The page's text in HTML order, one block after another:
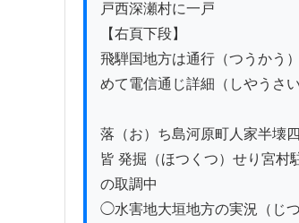
戸西深瀬村に一戸
【右頁下段】
飛騨国地方は通行（つうかう
めて電信通じ詳細（しやうさ
落（お）ち島河原町人家半壊
皆 発掘（ほつくつ）せり宮村
の取調中
◯水害地大垣地方の実況（じ